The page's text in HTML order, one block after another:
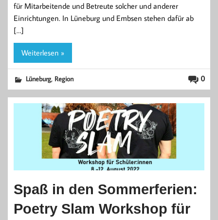
für Mitarbeitende und Betreute solcher und anderer
Einrichtungen. In Lüneburg und Embsen stehen dafür ab
[…]
Weiterlesen »
0
Lüneburg, Region
Spaß in den Sommerferien:
Poetry Slam Workshop für